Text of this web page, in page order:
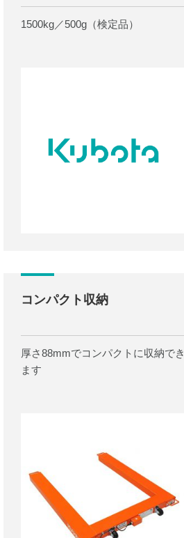
1500kg／500g（検定品）
コンパクト収納
厚さ88mmでコンパクトに収納でき
ます